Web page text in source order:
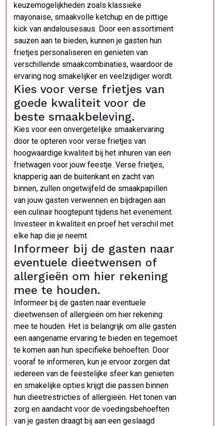
keuzemogelijkheden zoals klassieke
mayonaise, smaakvolle ketchup en de pittige
kick van andalousesaus. Door een assortiment
sauzen aan te bieden, kunnen je gasten hun
frietjes personaliseren en genieten van
verschillende smaakcombinaties, waardoor de
ervaring nog smakelijker en veelzijdiger wordt.
Kies voor verse frietjes van
goede kwaliteit voor de
beste smaakbeleving.
Kies voor een onvergetelijke smaakervaring
door te opteren voor verse frietjes van
hoogwaardige kwaliteit bij het inhuren van een
frietwagen voor jouw feestje. Verse frietjes,
knapperig aan de buitenkant en zacht van
binnen, zullen ongetwijfeld de smaakpapillen
van jouw gasten verwennen en bijdragen aan
een culinair hoogtepunt tijdens het evenement.
Investeer in kwaliteit en proef het verschil met
elke hap die je neemt.
Informeer bij de gasten naar
eventuele dieetwensen of
allergieën om hier rekening
mee te houden.
Informeer bij de gasten naar eventuele
dieetwensen of allergieën om hier rekening
mee te houden. Het is belangrijk om alle gasten
een aangename ervaring te bieden en tegemoet
te komen aan hun specifieke behoeften. Door
vooraf te informeren, kun je ervoor zorgen dat
iedereen van de feestelijke sfeer kan genieten
en smakelijke opties krijgt die passen binnen
hun dieetrestricties of allergieën. Het tonen van
zorg en aandacht voor de voedingsbehoeften
van je gasten draagt bij aan een geslaagd